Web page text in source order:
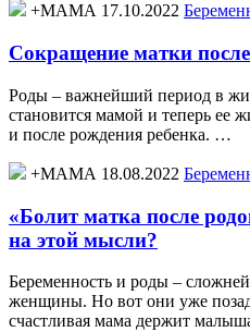
+МАМА 17.10.2022
Сокращение матки
Роды – важнейший период в
становится мамой и теперь ее
и после рождения ребенка. …
+МАМА 18.08.2022
«Болит матка после
на этой мысли?
Беременность и роды –
женщины. Но вот они уже
счастливая мама держит